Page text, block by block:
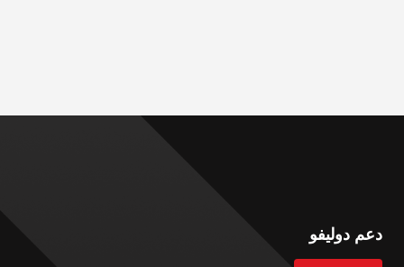
دعم دوليفو